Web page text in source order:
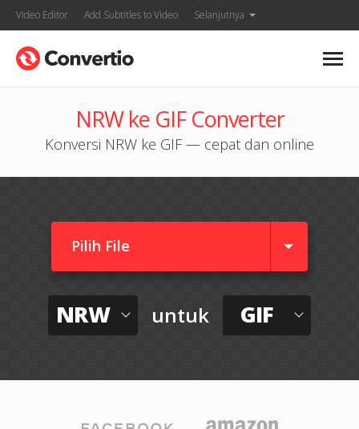
Video Editor Add Subtitles to Video Selanjutnya
NRW ke GIF Converter
Konversi NRW ke GIF — cepat dan online
Pilih File
NRW untuk GIF